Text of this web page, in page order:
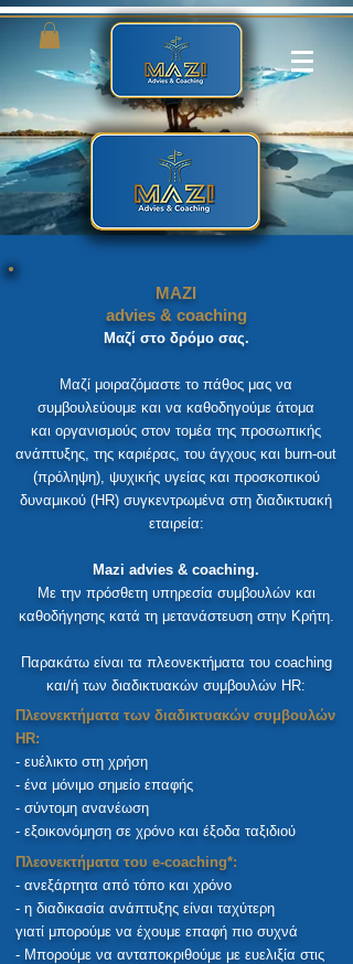
MAZI
advies & coaching
Μαζί στο δρόμο σας.
Μαζί μοιραζόμαστε το πάθος μας να
συμβουλεύουμε και να καθοδηγούμε άτομα
και οργανισμούς στον τομέα της προσωπικής
ανάπτυξης, της καριέρας, του άγχους και burn-out
(πρόληψη), ψυχικής υγείας και προσκοπικού
δυναμικού (HR) συγκεντρωμένα στη διαδικτυακή
εταιρεία:
Mazi advies & coaching.
Με την πρόσθετη υπηρεσία συμβουλών και
καθοδήγησης κατά τη μετανάστευση στην Κρήτη.
Παρακάτω είναι τα πλεονεκτήματα του coaching
και/ή των διαδικτυακών συμβουλών HR:
Πλεονεκτήματα του e-coaching*:
- ανεξάρτητα από τόπο και χρόνο
- η διαδικασία ανάπτυξης είναι ταχύτερη
γιατί μπορούμε να έχουμε επαφή πιο συχνά
- Μπορούμε να ανταποκριθούμε με ευελιξία στις
Πλεονεκτήματα των διαδικτυακών συμβουλών
HR:
- ευέλικτο στη χρήση
- ένα μόνιμο σημείο επαφής
- σύντομη ανανέωση
- εξοικονόμηση σε χρόνο και έξοδα ταξιδιού